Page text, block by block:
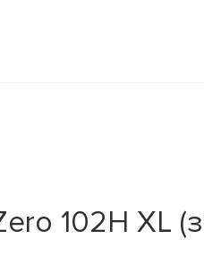
102H XL